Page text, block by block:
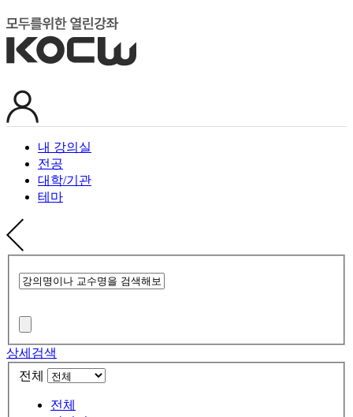
내 강의실
전공
대학/기관
테마
상세검색
전체
전체